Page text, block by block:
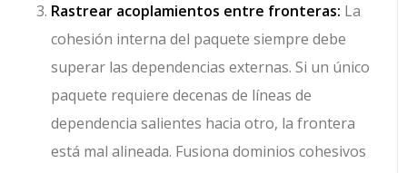
Rastrear acoplamientos entre fronteras: La
cohesión interna del paquete siempre debe
superar las dependencias externas. Si un único
paquete requiere decenas de líneas de
dependencia salientes hacia otro, la frontera
está mal alineada. Fusiona dominios cohesivos